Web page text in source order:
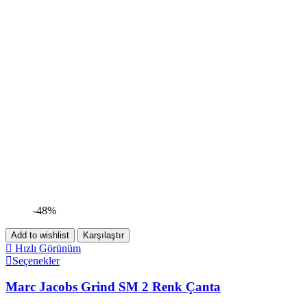
-48%
Add to wishlist Karşılaştır
Hızlı Görünüm
Seçenekler
Marc Jacobs Grind SM 2 Renk Çanta